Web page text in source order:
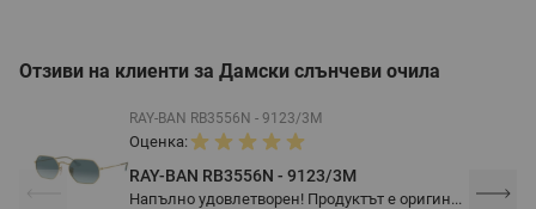
Отзиви на клиенти за Дамски слънчеви очила
RAY-BAN RB3556N - 9123/3M
Оценка:
RAY-BAN RB3556N - 9123/3M
Напълно удовлетворен! Продуктът е оригин...